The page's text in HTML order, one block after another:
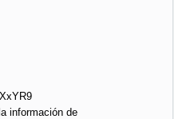
información de